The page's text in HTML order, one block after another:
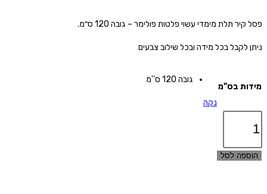
פסל קיר תלת מימדי עשוי פלטות פולימר – גובה 120 ס״מ.
ניתן לקבל בכל מידה ובכל שילוב צבעים
מידות בס"מ
גובה 120 ס''מ
נקה
של
פורמה
הוספה לסל